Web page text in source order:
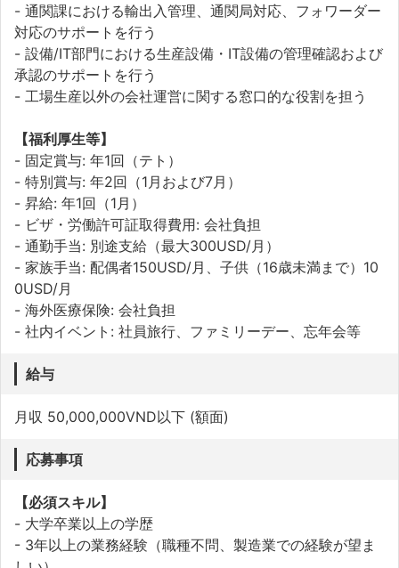
- 通関課における輸出入管理、通関局対応、フォワーダー
対応のサポートを行う
- 設備/IT部門における生産設備・IT設備の管理確認および
承認のサポートを行う
- 工場生産以外の会社運営に関する窓口的な役割を担う
【福利厚生等】
- 固定賞与: 年1回（テト）
- 特別賞与: 年2回（1月および7月）
- 昇給: 年1回（1月）
- ビザ・労働許可証取得費用: 会社負担
- 通勤手当: 別途支給（最大300USD/月）
- 家族手当: 配偶者150USD/月、子供（16歳未満まで）10
0USD/月
- 海外医療保険: 会社負担
- 社内イベント: 社員旅行、ファミリーデー、忘年会等
給与
月収 50,000,000VND以下 (額面)
応募事項
【必須スキル】
- 大学卒業以上の学歴
- 3年以上の業務経験（職種不問、製造業での経験が望ま